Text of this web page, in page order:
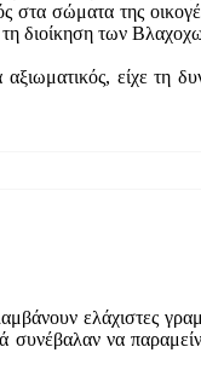
στα σώματα της
διοίκηση των
είχε τη
ελάχιστες
συνέβαλαν να